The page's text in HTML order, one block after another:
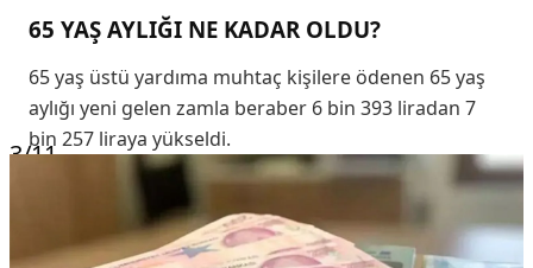
65 YAŞ AYLIĞI NE KADAR OLDU?
65 yaş üstü yardıma muhtaç kişilere ödenen 65 yaş
aylığı yeni gelen zamla beraber 6 bin 393 liradan 7
bin 257 liraya yükseldi.
3/11